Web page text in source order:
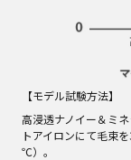
【モデル試験方法】
高浸透ナノイー＆ミ
トアイロンにて毛束
℃）。